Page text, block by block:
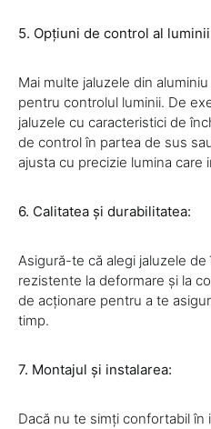
5. Opțiuni de control al
Mai multe jaluzele din
pentru controlul luminii. De
jaluzele cu caracteristici de
de control în partea de sus
ajusta cu precizie lumina care
6. Calitatea și durabilitatea:
Asigură-te că alegi jaluzele de
rezistente la deformare și la
de acționare pentru a te
timp.
7. Montajul și instalarea:
Dacă nu te simți confortabil în